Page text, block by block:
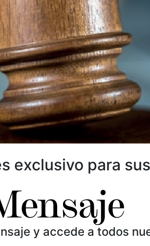
exclusivo para
y accede a todos